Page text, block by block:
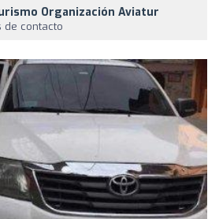
Organización Aviatur
de contacto